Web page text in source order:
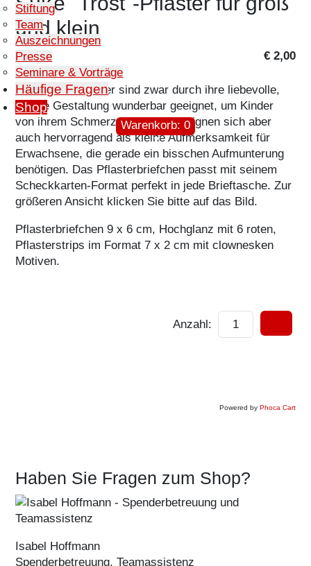
Stiftung
Team
Auszeichnungen
Presse
Seminare & Vorträge
Häufige Fragen
Shop
Warenkorb: 0
Kochbuch
und
Küchentuch
Set € 17,50
Gute-
Laune-
Tassen €
Das
Kochbuch
der
KlinikClowns
und klein
Preis € 2,00
Die "Trost"-Pflaster sind zwar durch ihre liebevolle,
lustige Gestaltung wunderbar geeignet, um Kinder
von ihrem Schmerz abzulenken, eignen sich aber
auch hervorragend als kleine Aufmerksamkeit für
Erwachsene, die gerade ein bisschen Aufmunterung
benötigen. Das Pflasterbriefchen passt mit seinem
Scheckkarten-Format perfekt in jede Brieftasche. Zur
größeren Ansicht klicken Sie bitte auf das Bild.
Pflasterbriefchen 9 x 6 cm, Hochglanz mit 6 roten,
Pflasterstrips im Format 7 x 2 cm mit clownesken
Motiven.
Anzahl:
Powered by Phoca Cart
Haben Sie Fragen zum Shop?
Isabel Hoffmann
Spenderbetreuung, Teamassistenz